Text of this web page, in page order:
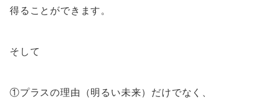
得ることができます。
そして
①プラスの理由（明るい未来）だけでなく、